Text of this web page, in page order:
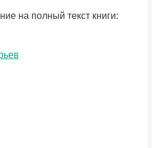
на полный текст книги: